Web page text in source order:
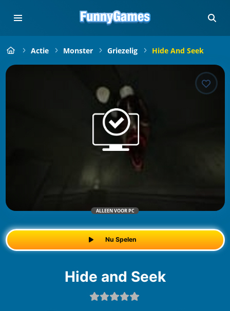
Actie Monster Griezelig Hide And Seek
ALLEEN VOOR PC
Nu Spelen
Hide and Seek